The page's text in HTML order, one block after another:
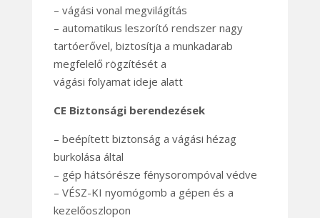
– vágási vonal megvilágítás
– automatikus leszorító rendszer nagy
tartóerővel, biztosítja a munkadarab
megfelelő rögzítését a
vágási folyamat ideje alatt
CE Biztonsági berendezések
– beépített biztonság a vágási hézag
burkolása által
– gép hátsórésze fénysorompóval védve
– VÉSZ-KI nyomógomb a gépen és a
kezelőoszlopon